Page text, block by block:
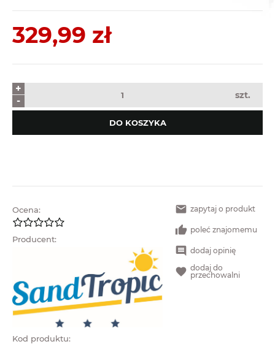
329,99 zł
-
+
szt.
DO KOSZYKA
Ocena:
Producent:
Kod produktu:
zapytaj o produkt
poleć znajomemu
dodaj opinię
dodaj do
przechowalni